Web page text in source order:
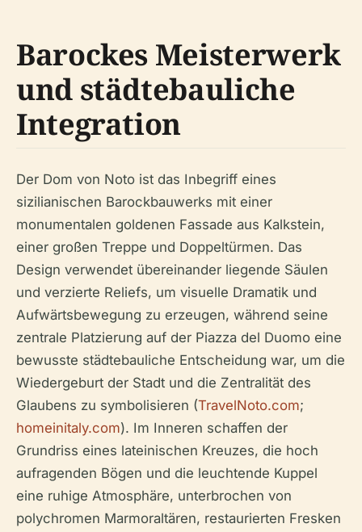
Barockes Meisterwerk
und städtebauliche
Integration
Der Dom von Noto ist das Inbegriff eines
sizilianischen Barockbauwerks mit einer
monumentalen goldenen Fassade aus Kalkstein,
einer großen Treppe und Doppeltürmen. Das
Design verwendet übereinander liegende Säulen
und verzierte Reliefs, um visuelle Dramatik und
Aufwärtsbewegung zu erzeugen, während seine
zentrale Platzierung auf der Piazza del Duomo eine
bewusste städtebauliche Entscheidung war, um die
Wiedergeburt der Stadt und die Zentralität des
Glaubens zu symbolisieren (TravelNoto.com;
homeinitaly.com). Im Inneren schaffen der
Grundriss eines lateinischen Kreuzes, die hoch
aufragenden Bögen und die leuchtende Kuppel
eine ruhige Atmosphäre, unterbrochen von
polychromen Marmoraltären, restaurierten Fresken